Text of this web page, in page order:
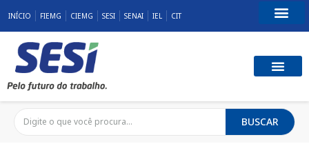
INÍCIO FIEMG CIEMG SESI SENAI IEL CIT
BUSCAR